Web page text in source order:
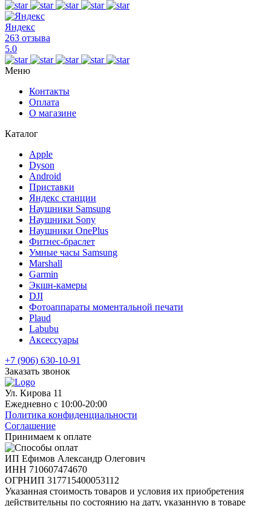
Яндекс
263 отзыва
5.0
Меню
Контакты
Оплата
О магазине
Каталог
Apple
Dyson
Android
Приставки
Яндекс станции
Наушники Samsung
Наушники Sony
Наушники OnePlus
Фитнес-браслет
Умные часы Samsung
Marshall
Garmin
Экшн-камеры
DJI
Фотоаппараты моментальной печати
Plaud
Labubu
Аксессуары
+7 (906) 630-10-91
Заказать звонок
Ул. Кирова 11
Ежедневно с 10:00-20:00
Политика конфиденциальности
Соглашение
Принимаем к оплате
ИП Ефимов Александр Олегович
ИНН 710607474670
ОГРНИП 317715400053112
Указанная стоимость товаров и условия их приобретения
действительны по состоянию на дату, указанную в товаре